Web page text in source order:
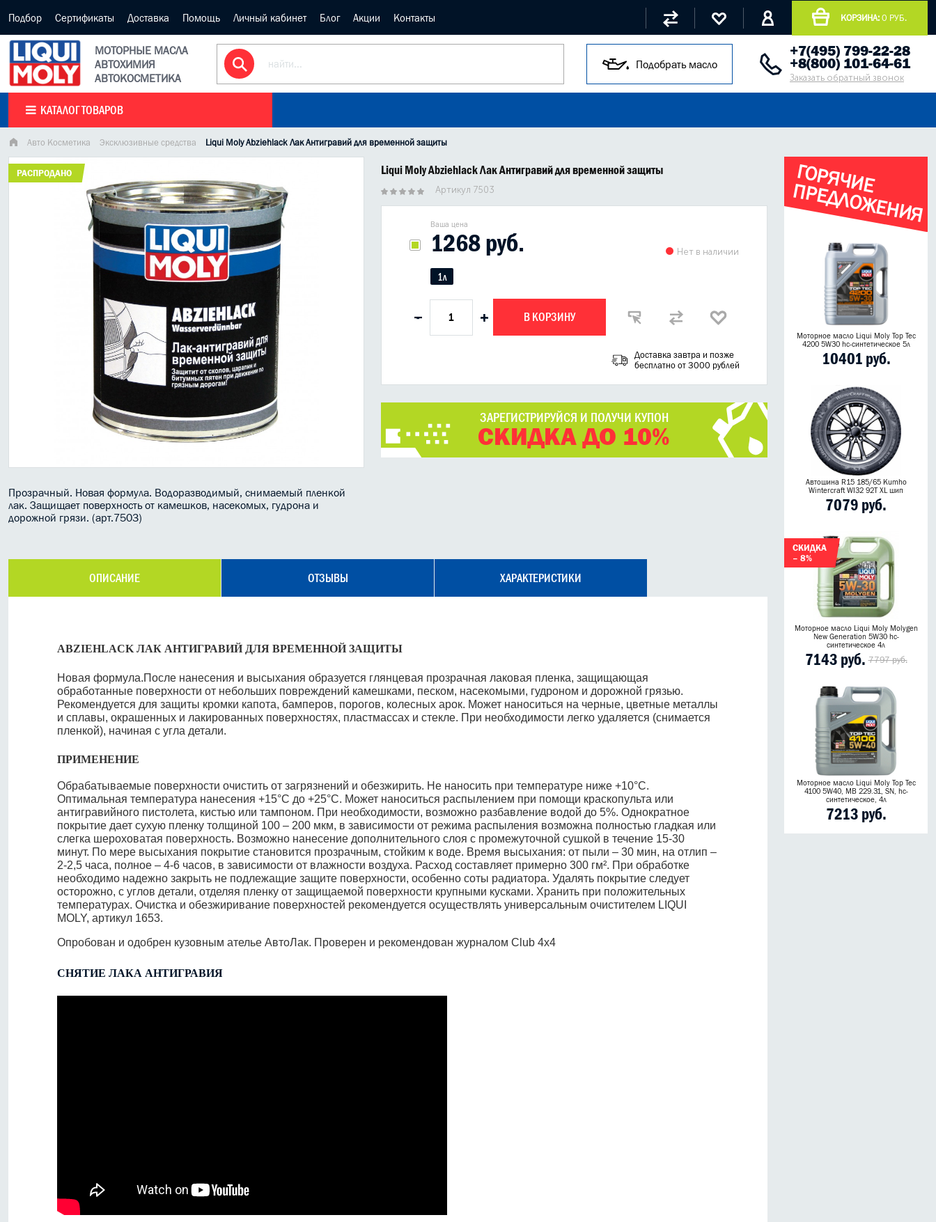
Подбор Сертификаты Доставка Помощь Личный кабинет Блог Акции Контакты КОРЗИНА: 0 РУБ.
МОТОРНЫЕ МАСЛА
АВТОХИМИЯ
АВТОКОСМЕТИКА
Подобрать масло
+7(495) 799-22-28
+8(800) 101-64-61
Заказать обратный звонок
КАТАЛОГ ТОВАРОВ
Авто Косметика Эксклюзивные средства Liqui Moly Abziehlack Лак Антигравий для временной защиты
РАСПРОДАНО
Прозрачный. Новая формула. Водоразводимый, снимаемый пленкой
лак. Защищает поверхность от камешков, насекомых, гудрона и
дорожной грязи. (арт.7503)
Liqui Moly Abziehlack Лак Антигравий для временной защиты
Артикул 7503
Ваша цена
1268 руб. Нет в наличии
1л
- + В КОРЗИНУ
Доставка завтра и позже
бесплатно от 3000 рублей
ЗАРЕГИСТРИРУЙСЯ И ПОЛУЧИ КУПОН
СКИДКА ДО 10%
ОПИСАНИЕ ОТЗЫВЫ ХАРАКТЕРИСТИКИ
ABZIEHLACK ЛАК АНТИГРАВИЙ ДЛЯ ВРЕМЕННОЙ ЗАЩИТЫ
Новая формула.После нанесения и высыхания образуется глянцевая прозрачная лаковая пленка, защищающая
обработанные поверхности от небольших повреждений камешками, песком, насекомыми, гудроном и дорожной грязью.
Рекомендуется для защиты кромки капота, бамперов, порогов, колесных арок. Может наноситься на черные, цветные металлы
и сплавы, окрашенных и лакированных поверхностях, пластмассах и стекле. При необходимости легко удаляется (снимается
пленкой), начиная с угла детали.
ПРИМЕНЕНИЕ
Обрабатываемые поверхности очистить от загрязнений и обезжирить. Не наносить при температуре ниже +10°C.
Оптимальная температура нанесения +15°C до +25°C. Может наноситься распылением при помощи краскопульта или
антигравийного пистолета, кистью или тампоном. При необходимости, возможно разбавление водой до 5%. Однократное
покрытие дает сухую пленку толщиной 100 – 200 мкм, в зависимости от режима распыления возможна полностью гладкая или
слегка шероховатая поверхность. Возможно нанесение дополнительного слоя с промежуточной сушкой в течение 15-30
минут. По мере высыхания покрытие становится прозрачным, стойким к воде. Время высыхания: от пыли – 30 мин, на отлип –
2-2,5 часа, полное – 4-6 часов, в зависимости от влажности воздуха. Расход составляет примерно 300 гм². При обработке
необходимо надежно закрыть не подлежащие защите поверхности, особенно соты радиатора. Удалять покрытие следует
осторожно, с углов детали, отделяя пленку от защищаемой поверхности крупными кусками. Хранить при положительных
температурах. Очистка и обезжиривание поверхностей рекомендуется осуществлять универсальным очистителем LIQUI
MOLY, артикул 1653.
Опробован и одобрен кузовным ателье АвтоЛак. Проверен и рекомендован журналом Club 4x4
СНЯТИЕ ЛАКА АНТИГРАВИЯ
Г
О
Р
Я
Ч
И
Е
П
Р
Е
Д
Л
О
Ж
Е
Н
И
Я
Моторное масло Liqui Moly Top Tec
4200 5W30 hc-синтетическое 5л
10401 руб.
Автошина R15 185/65 Kumho
Wintercraft WI32 92T XL шип
7079 руб.
СКИДКА
– 8%
Моторное масло Liqui Moly Molygen
New Generation 5W30 hc-
синтетическое 4л
7143 руб. 7797 руб.
Моторное масло Liqui Moly Top Tec
4100 5W40, MB 229.31, SN, hc-
синтетическое, 4л
7213 руб.